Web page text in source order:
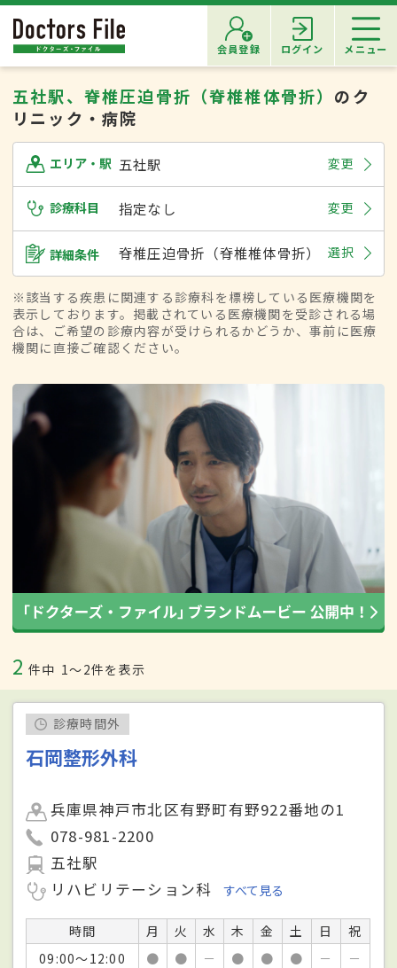
会員登録 ログイン メニュー
五社駅、脊椎圧迫骨折（脊椎椎体骨折） のク
リニック・病院
エリア・駅 五社駅 変更
診療科目 指定なし 変更
詳細条件 脊椎圧迫骨折（脊椎椎体骨折） 選択
※該当する疾患に関連する診療科を標榜している医療機関を
表示しております。掲載されている医療機関を受診される場
合は、ご希望の診療内容が受けられるかどうか、事前に医療
機関に直接ご確認ください。
2 件中 1〜2件を表示
診療時間外
石岡整形外科
兵庫県神戸市北区有野町有野922番地の1
078-981-2200
五社駅
リハビリテーション科
すべて見る
時間 月 火 水 木 金 土 日
祝
09:00～12:00
● ● － ● ● ● －
－